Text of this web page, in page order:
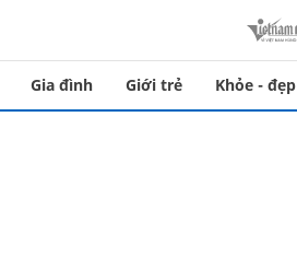
Gia đình Giới trẻ Khỏe - đẹp